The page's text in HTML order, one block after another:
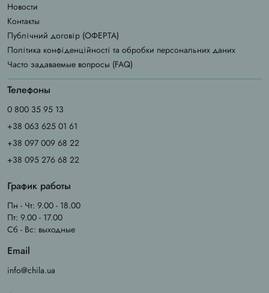
Новости
Контакты
Публічний договір (ОФЕРТА)
Політика конфіденційності та обробки персональних даних
Часто задаваемые вопросы (FAQ)
Телефоны
0 800 35 95 13
+38 063 625 01 61
+38 097 009 68 22
+38 095 276 68 22
График работы
Пн - Чт: 9.00 - 18.00
Пт: 9.00 - 17.00
Сб - Вс: выходные
Email
info@chila.ua